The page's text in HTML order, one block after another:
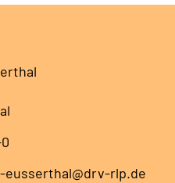
eusserthal@drv-rlp.de